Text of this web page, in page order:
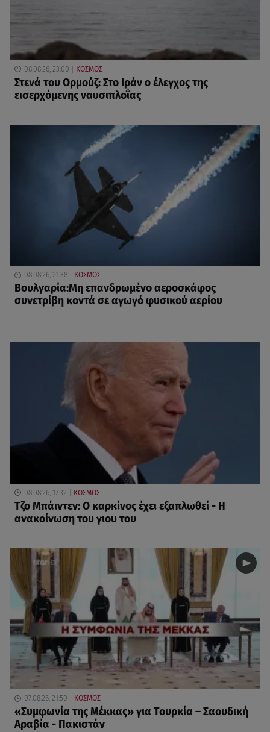
08.08.26, 23:00 ΚΟΣΜΟΣ
Στενά του Ορμούζ: Στο Ιράν ο έλεγχος της
εισερχόμενης ναυσιπλοΐας
08.08.26, 21:38 ΚΟΣΜΟΣ
Βουλγαρία:Μη επανδρωμένο αεροσκάφος
συνετρίβη κοντά σε αγωγό φυσικού αερίου
08.08.26, 17:32 ΚΟΣΜΟΣ
Τζο Μπάιντεν: Ο καρκίνος έχει εξαπλωθεί - Η
ανακοίνωση του γιου του
07.08.26, 21:50 ΚΟΣΜΟΣ
«Συμφωνία της Μέκκας» για Τουρκία – Σαουδική
Αραβία - Πακιστάν